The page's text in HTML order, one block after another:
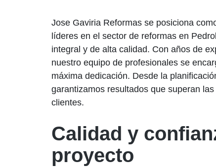
Jose Gaviria Reformas se posiciona
líderes en el sector de reformas en
integral y de alta calidad. Con años de
nuestro equipo de profesionales se
máxima dedicación. Desde la
garantizamos resultados que superan
clientes.
Calidad y
proyecto